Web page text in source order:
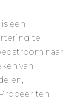
een
te
naar
van
ten